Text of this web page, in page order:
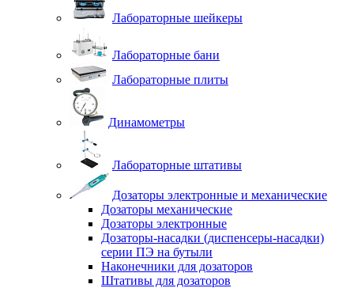
Лабораторные шейкеры
Лабораторные бани
Лабораторные плиты
Динамометры
Лабораторные штативы
Дозаторы электронные и механические
Дозаторы механические
Дозаторы электронные
Дозаторы-насадки (диспенсеры-насадки)
серии ПЭ на бутыли
Наконечники для дозаторов
Штативы для дозаторов